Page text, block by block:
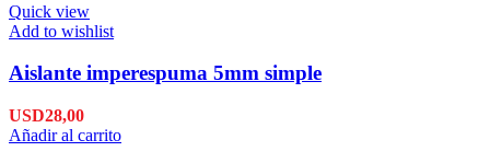
Quick view
Add to wishlist
Aislante imperespuma 5mm simple
USD28,00
Añadir al carrito